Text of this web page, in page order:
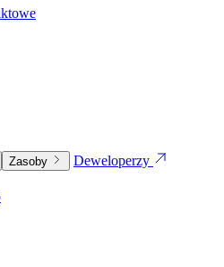
Zasoby
Deweloperzy